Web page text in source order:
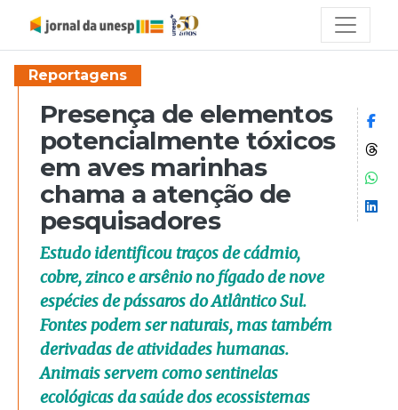
Reportagens
Presença de elementos
potencialmente tóxicos
em aves marinhas
chama a atenção de
pesquisadores
Estudo identificou traços de cádmio,
cobre, zinco e arsênio no fígado de nove
espécies de pássaros do Atlântico Sul.
Fontes podem ser naturais, mas também
derivadas de atividades humanas.
Animais servem como sentinelas
ecológicas da saúde dos ecossistemas